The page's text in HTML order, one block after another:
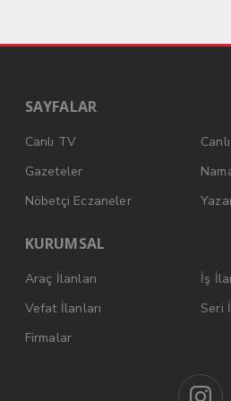
SAYFALAR
Canlı TV
Gazeteler
Nöbetçi Eczaneler
KURUMSAL
Araç İlanları
İş
Vefat İlanları
Seri
Firmalar